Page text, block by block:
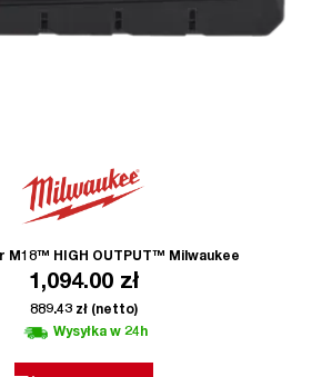
M18™ HIGH OUTPUT™ Milwaukee
1,094.00 zł
889.43 zł(netto)
Wysyłka w 24h